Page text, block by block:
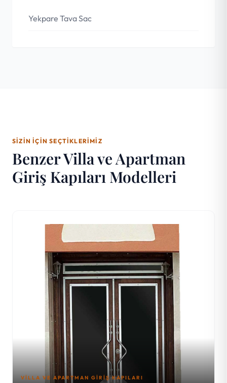
Yekpare Tava Sac
SIZIN İÇIN SEÇTIKLERIMIZ
Benzer Villa ve Apartman
Giriş Kapıları Modelleri
VILLA VE APARTMAN GIRIŞ KAPILARI